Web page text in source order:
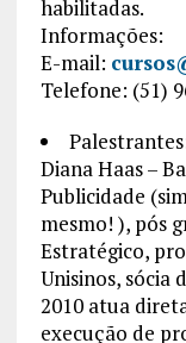
habilitadas.
Informações:
E-mail:
Telefone: (51)
Diana Haas –
Publicidade
mesmo! ), pós
Estratégico,
Unisinos, sócia
2010 atua
execução de